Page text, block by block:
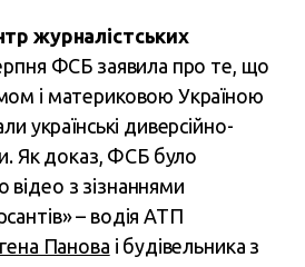
журналістських
ФСБ заявила про те, що
і материковою Україною
українські диверсійно-
Як доказ, ФСБ було
з зізнаннями
– водія АТП
Панова і будівельника з